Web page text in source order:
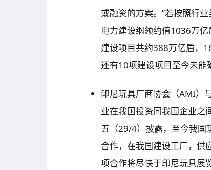
或融资的方案。”若按照行
电力建设纲领约值1036万
建设项目共约388万亿盾，
还有10项建设项目至今未能
印尼玩具厂商协会（AMI）
业在我国投资同我国企业之
五（29/4）披露，至今我国
合作，在我国建设工厂，供
项合作将尽快于印尼玩具展